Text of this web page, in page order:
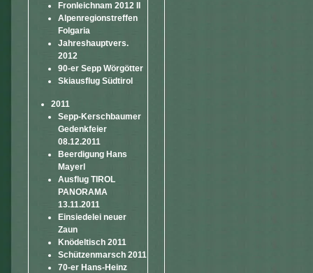
Fronleichnam 2012 II
Alpenregionstreffen
Folgaria
Jahreshauptvers.
2012
90-er Sepp Wörgötter
Skiausflug Südtirol
2011
Sepp-Kerschbaumer
Gedenkfeier
08.12.2011
Beerdigung Hans
Mayerl
Ausflug TIROL
PANORAMA
13.11.2011
Einsiedelei neuer
Zaun
Knödeltisch 2011
Schützenmarsch 2011
70-er Hans-Heinz